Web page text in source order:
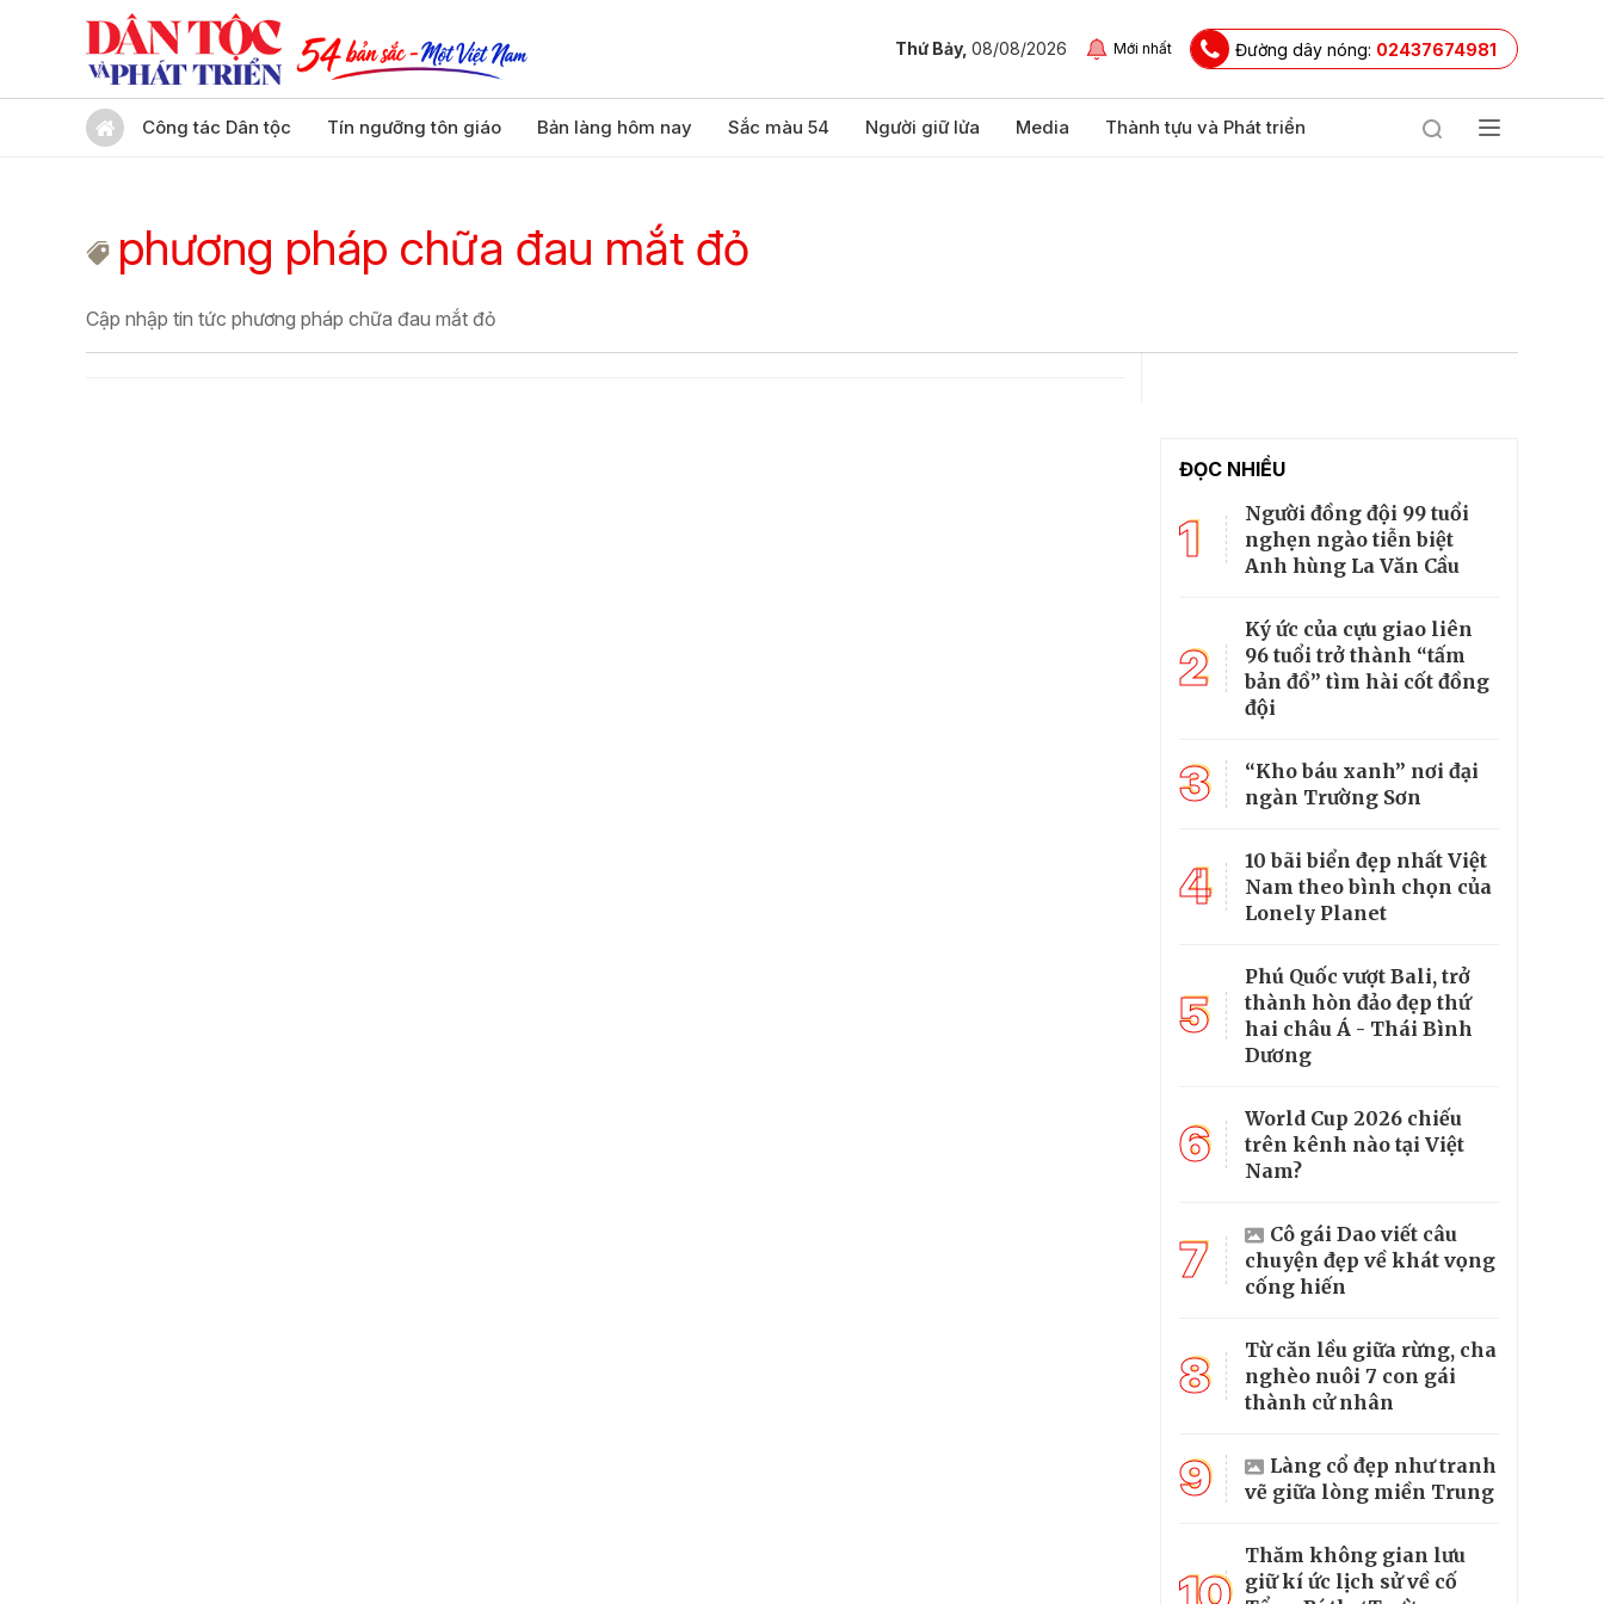
Thứ Bảy, 08/08/2026 Mới nhất Đường dây nóng: 02437674981
Công tác Dân tộc Tín ngưỡng tôn giáo Bản làng hôm nay Sắc màu 54 Người giữ lửa Media Thành tựu và Phát triển
phương pháp chữa đau mắt đỏ
Cập nhập tin tức phương pháp chữa đau mắt đỏ
ĐỌC NHIỀU
1
Người đồng đội 99 tuổi
nghẹn ngào tiễn biệt
Anh hùng La Văn Cầu
2
Ký ức của cựu giao liên
96 tuổi trở thành “tấm
bản đồ” tìm hài cốt đồng
đội
3
“Kho báu xanh” nơi đại
ngàn Trường Sơn
4
10 bãi biển đẹp nhất Việt
Nam theo bình chọn của
Lonely Planet
5
Phú Quốc vượt Bali, trở
thành hòn đảo đẹp thứ
hai châu Á - Thái Bình
Dương
6
World Cup 2026 chiếu
trên kênh nào tại Việt
Nam?
7
Cô gái Dao viết câu
chuyện đẹp về khát vọng
cống hiến
8
Từ căn lều giữa rừng, cha
nghèo nuôi 7 con gái
thành cử nhân
9
Làng cổ đẹp như tranh
vẽ giữa lòng miền Trung
Thăm không gian lưu
giữ kí ức lịch sử về cố